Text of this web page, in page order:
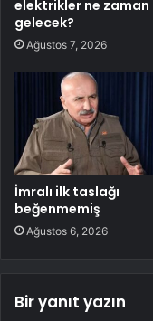
elektrikler ne zaman
gelecek?
Ağustos 7, 2026
İmralı ilk taslağı
beğenmemiş
Ağustos 6, 2026
Bir yanıt yazın